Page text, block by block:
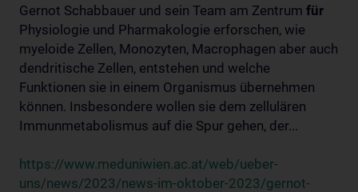
Gernot Schabbauer und sein Team am Zentrum für
Physiologie und Pharmakologie erforschen, wie
myeloide Zellen, Monozyten, Macrophagen aber auch
dendritische Zellen, entstehen und welche
Funktionen sie in einem Organismus übernehmen
können. Insbesondere wollen sie dem zellulären
Immunmetabolismus auf die Spur gehen, der...
https://www.meduniwien.ac.at/web/ueber-
uns/news/2023/news-im-oktober-2023/gernot-